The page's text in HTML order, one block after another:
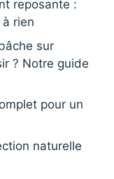
reposante :
rien
sur
? Notre guide
pour un
naturelle